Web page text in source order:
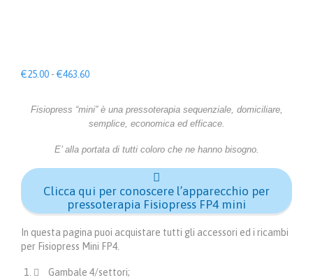
€25.00 - €463.60Fascia
da
€25.00
€463.60
Fisiopress “mini” è una pressoterapia sequenziale, domiciliare,
semplice, economica ed efficace.
E’ alla portata di tutti coloro che ne hanno bisogno.

Clicca qui per conoscere l’apparecchio per
pressoterapia Fisiopress FP4 mini
In questa pagina puoi acquistare tutti gli accessori ed i ricambi
per Fisiopress Mini FP4.
Gambale 4/settori;